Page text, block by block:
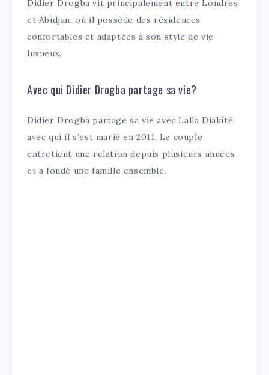
Didier Drogba vit principalement entre Londres
et Abidjan, où il possède des résidences
confortables et adaptées à son style de vie
luxueux.
Avec qui Didier Drogba partage sa vie?
Didier Drogba partage sa vie avec Lalla Diakité,
avec qui il s’est marié en 2011. Le couple
entretient une relation depuis plusieurs années
et a fondé une famille ensemble.